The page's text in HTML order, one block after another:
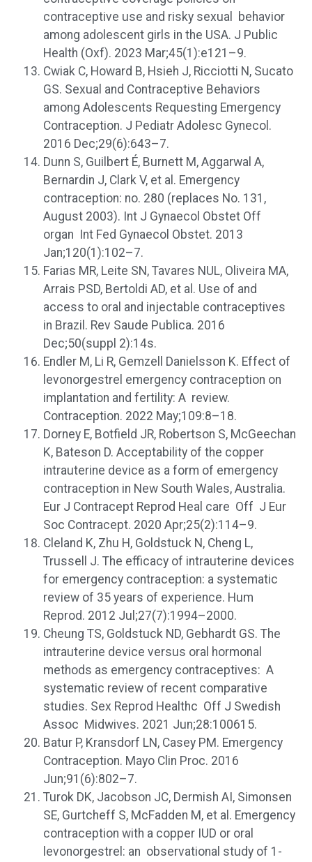
contraceptive use and risky sexual behavior
among adolescent girls in the USA. J Public
Health (Oxf). 2023 Mar;45(1):e121–9.
Cwiak C, Howard B, Hsieh J, Ricciotti N, Sucato
GS. Sexual and Contraceptive Behaviors
among Adolescents Requesting Emergency
Contraception. J Pediatr Adolesc Gynecol.
2016 Dec;29(6):643–7.
Dunn S, Guilbert É, Burnett M, Aggarwal A,
Bernardin J, Clark V, et al. Emergency
contraception: no. 280 (replaces No. 131,
August 2003). Int J Gynaecol Obstet Off
organ Int Fed Gynaecol Obstet. 2013
Jan;120(1):102–7.
Farias MR, Leite SN, Tavares NUL, Oliveira MA,
Arrais PSD, Bertoldi AD, et al. Use of and
access to oral and injectable contraceptives
in Brazil. Rev Saude Publica. 2016
Dec;50(suppl 2):14s.
Endler M, Li R, Gemzell Danielsson K. Effect of
levonorgestrel emergency contraception on
implantation and fertility: A review.
Contraception. 2022 May;109:8–18.
Dorney E, Botfield JR, Robertson S, McGeechan
K, Bateson D. Acceptability of the copper
intrauterine device as a form of emergency
contraception in New South Wales, Australia.
Eur J Contracept Reprod Heal care Off J Eur
Soc Contracept. 2020 Apr;25(2):114–9.
Cleland K, Zhu H, Goldstuck N, Cheng L,
Trussell J. The efficacy of intrauterine devices
for emergency contraception: a systematic
review of 35 years of experience. Hum
Reprod. 2012 Jul;27(7):1994–2000.
Cheung TS, Goldstuck ND, Gebhardt GS. The
intrauterine device versus oral hormonal
methods as emergency contraceptives: A
systematic review of recent comparative
studies. Sex Reprod Healthc Off J Swedish
Assoc Midwives. 2021 Jun;28:100615.
Batur P, Kransdorf LN, Casey PM. Emergency
Contraception. Mayo Clin Proc. 2016
Jun;91(6):802–7.
Turok DK, Jacobson JC, Dermish AI, Simonsen
SE, Gurtcheff S, McFadden M, et al. Emergency
contraception with a copper IUD or oral
levonorgestrel: an observational study of 1-